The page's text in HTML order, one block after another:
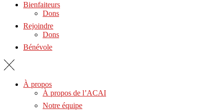
Bienfaiteurs
Dons
Rejoindre
Dons
Bénévole
À propos
À propos de l’ACAI
Notre équipe